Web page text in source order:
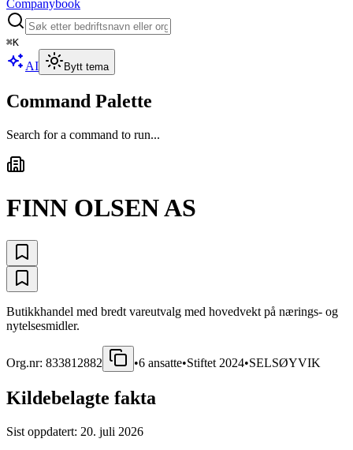
Companybook
⌘K
AI Bytt tema
Command Palette
Search for a command to run...
FINN OLSEN AS
Butikkhandel med bredt vareutvalg med hovedvekt på nærings- og
nytelsesmidler.
Org.nr: 833812882 •6 ansatte•Stiftet 2024•SELSØYVIK
Kildebelagte fakta
Sist oppdatert: 20. juli 2026